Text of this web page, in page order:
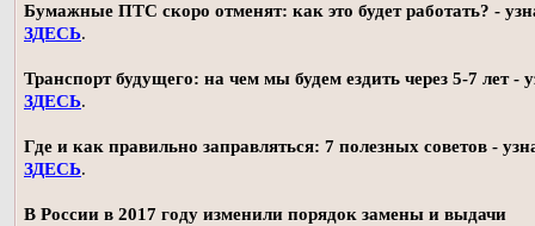
Бумажные ПТС скоро отменят: как это будет работать? -
ЗДЕСЬ.
Транспорт будущего: на чем мы будем ездить через 5-7 лет -
ЗДЕСЬ.
Где и как правильно заправляться: 7 полезных советов -
ЗДЕСЬ.
В России в 2017 году изменили порядок замены и выдачи